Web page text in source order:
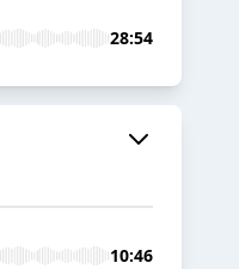
28:54
10:46